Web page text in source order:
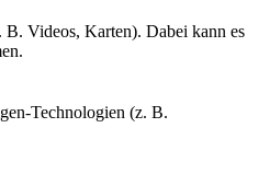
Videos, Karten). Dabei kann es
Technologien (z. B.